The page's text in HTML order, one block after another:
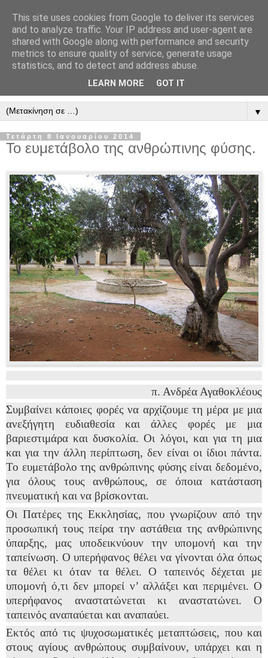
" Εξομολογεῖσθε τῶ Κυρίῳ
"
ὃτι ἀγαθός, ὃτι εἰς τόν αἰῶνα τό ἔλεος αὐτοῦ. Αλληλούϊα.
▼
Τετάρτη 8 Ιανουαρίου 2014
Το ευμετάβολο της ανθρώπινης φύσης.
π. Ανδρέα Αγαθοκλέους
Συμβαίνει κάποιες φορές να αρχίζουμε τη μέρα με μια
ανεξήγητη ευδιαθεσία και άλλες φορές με μια
βαριεστιμάρα και δυσκολία. Οι λόγοι, και για τη μια
και για την άλλη περίπτωση, δεν είναι οι ίδιοι πάντα.
Το ευμετάβολο της ανθρώπινης φύσης είναι δεδομένο,
για όλους τους ανθρώπους, σε όποια κατάσταση
πνευματική και να βρίσκονται.
Οι Πατέρες της Εκκλησίας, που γνωρίζουν από την
προσωπική τους πείρα την αστάθεια της ανθρώπινης
ύπαρξης, μας υποδεικνύουν την υπομονή και την
ταπείνωση. Ο υπερήφανος θέλει να γίνονται όλα όπως
τα θέλει κι όταν τα θέλει. Ο ταπεινός δέχεται με
υπομονή ό,τι δεν μπορεί ν’ αλλάξει και περιμένει. Ο
υπερήφανος αναστατώνεται κι αναστατώνει. Ο
ταπεινός αναπαύεται και αναπαύει.
Εκτός από τις ψυχοσωματικές μεταπτώσεις, που και
στους αγίους ανθρώπους συμβαίνουν, υπάρχει και η
This site uses cookies from Google to deliver its services
and to analyze traffic. Your IP address and user-agent are
shared with Google along with performance and security
metrics to ensure quality of service, generate usage
statistics, and to detect and address abuse.
LEARN MORE GOT IT